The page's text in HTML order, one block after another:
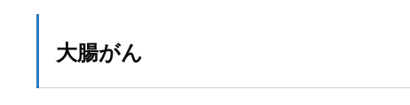
大腸がん